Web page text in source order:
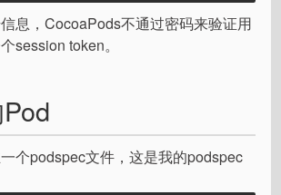
息，CocoaPods不通过密码来验证用
session token。
个podspec文件，这是我的podspec